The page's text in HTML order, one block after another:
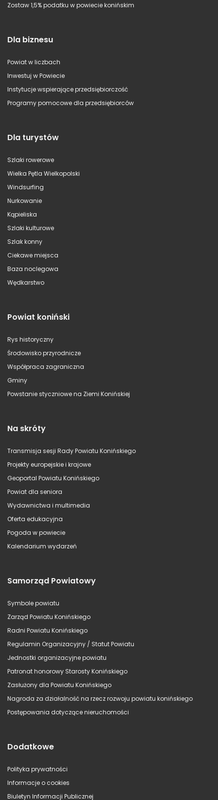
Zostaw 1,5% podatku w powiecie konińskim
Dla biznesu
Powiat w liczbach
Inwestuj w Powiecie
Instytucje wspierające przedsiębiorczość
Programy pomocowe dla przedsiębiorców
Dla turystów
Szlaki rowerowe
Wielka Pętla Wielkopolski
Windsurfing
Nurkowanie
Kąpieliska
Szlaki kulturowe
Szlak konny
Ciekawe miejsca
Baza noclegowa
Wędkarstwo
Powiat koniński
Rys historyczny
Środowisko przyrodnicze
Współpraca zagraniczna
Gminy
Powstanie styczniowe na Ziemi Konińskiej
Na skróty
Transmisja sesji Rady Powiatu Konińskiego
Projekty europejskie i krajowe
Geoportal Powiatu Konińskiego
Powiat dla seniora
Wydawnictwa i multimedia
Oferta edukacyjna
Pogoda w powiecie
Kalendarium wydarzeń
Samorząd Powiatowy
Symbole powiatu
Zarząd Powiatu Konińskiego
Radni Powiatu Konińskiego
Regulamin Organizacyjny / Statut Powiatu
Jednostki organizacyjne powiatu
Patronat honorowy Starosty Konińskiego
Zasłużony dla Powiatu Konińskiego
Nagroda za działalność na rzecz rozwoju powiatu konińskiego
Postępowania dotyczące nieruchomości
Dodatkowe
Polityka prywatności
Informacje o cookies
Biuletyn Informacji Publicznej